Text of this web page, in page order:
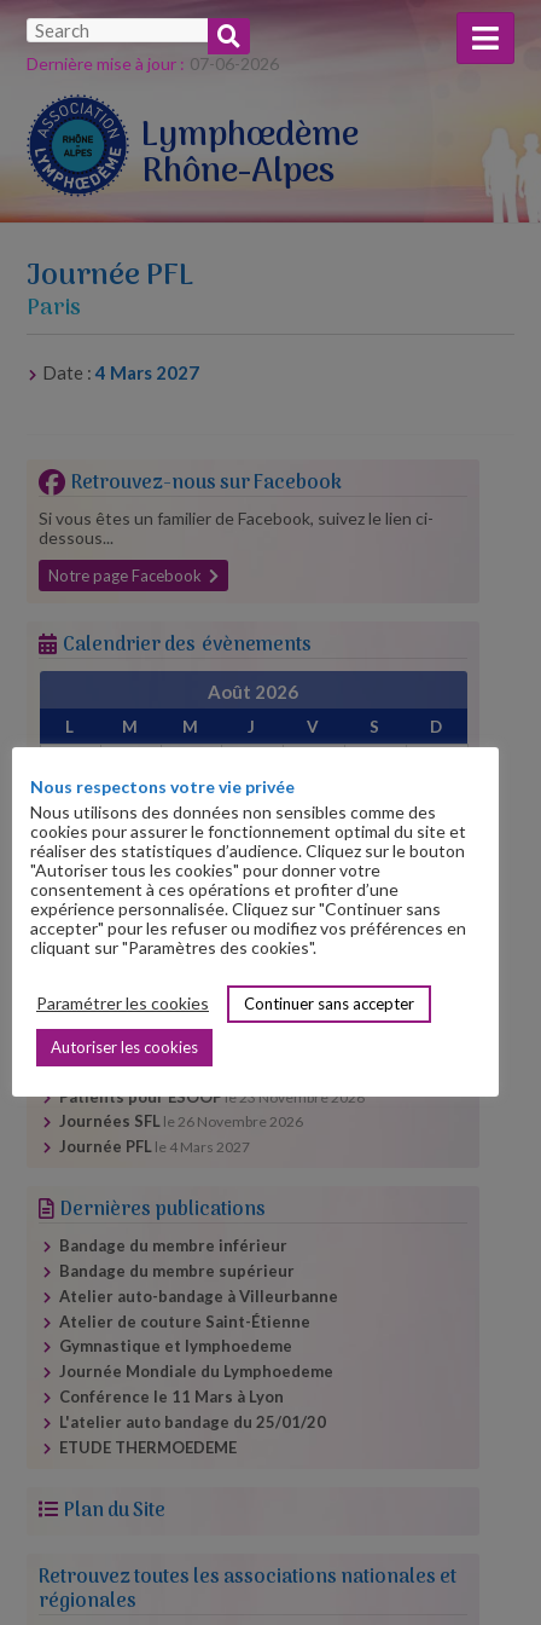
Dernière mise à jour : 07-​06-​2026
Lymphœdème
Rhône-Alpes
Journée PFL
Paris
Date : 4 Mars 2027
Retrouvez-nous sur Facebook
Si vous êtes un familier de Facebook, suivez le lien ci-
dessous...
Notre page Facebook
Calendrier des évènements
Août 2026
L M M J V S D
3
4 5 6
10
11 12 13 14 15
16
17
18 19 20 21 22
23
24
25 26 27 28 29
31
« Juil
Prochains évènements
Festival santé Lyonle
Patients pour ESOOPle23 Novembre 2026
Journées SFL le26 Novembre 2026
Journée PFL le 4 Mars 2027
Dernières publications
Bandage du membre inférieur
Bandage du membre supérieur
Atelier auto-​bandage à Villeurbanne
Atelier de couture Saint-Étienne
Gymnastique et lymphoedeme
Journée Mondiale du Lymphoedeme
Conférence le 11 Mars à Lyon
L'atelier auto bandage du 25/​01/​20
ETUDE THERMOEDEME
Plan du Site
Retrouvez toutes les associations nationales et
régionales
Nous respectons votre vie privée
Nous utilisons des données non sensibles comme des
cookies pour assurer le fonctionnement optimal du site et
réaliser des statistiques d’audience. Cliquez sur le bouton
"Autoriser tous les cookies" pour donner votre
consentement à ces opérations et profiter d’une
expérience personnalisée. Cliquez sur "Continuer sans
accepter" pour les refuser ou modifiez vos préférences en
cliquant sur "Paramètres des cookies".
Paramétrer les cookies Continuer sans accepter
Autoriser les cookies